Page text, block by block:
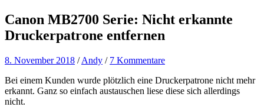
Canon MB2700 Serie: Nicht erkannte
Druckerpatrone entfernen
8. November 2018 /Andy / 7 Kommentare
Bei einem Kunden wurde plötzlich eine Druckerpatrone nicht mehr
erkannt. Ganz so einfach austauschen liese diese sich allerdings
nicht.